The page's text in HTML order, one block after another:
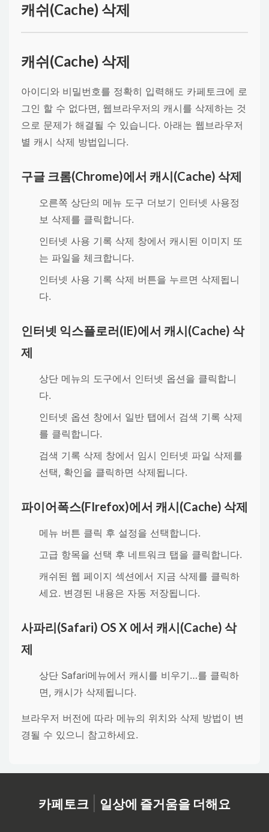
캐쉬(Cache) 삭제
캐쉬(Cache) 삭제
아이디와 비밀번호를 정확히 입력해도 카페토크에 로
그인 할 수 없다면, 웹브라우저의 캐시를 삭제하는 것
으로 문제가 해결될 수 있습니다. 아래는 웹브라우저
별 캐시 삭제 방법입니다.
구글 크롬(Chrome)에서 캐시(Cache) 삭제
오른쪽 상단의 메뉴 도구 더보기 인터넷 사용정
보 삭제를 클릭합니다.
인터넷 사용 기록 삭제 창에서 캐시된 이미지 또
는 파일을 체크합니다.
인터넷 사용 기록 삭제 버튼을 누르면 삭제됩니
다.
인터넷 익스플로러(IE)에서 캐시(Cache) 삭
제
상단 메뉴의 도구에서 인터넷 옵션을 클릭합니
다.
인터넷 옵션 창에서 일반 탭에서 검색 기록 삭제
를 클릭합니다.
검색 기록 삭제 창에서 임시 인터넷 파일 삭제를
선택, 확인을 클릭하면 삭제됩니다.
파이어폭스(FIrefox)에서 캐시(Cache) 삭제
메뉴 버튼 클릭 후 설정을 선택합니다.
고급 항목을 선택 후 네트워크 탭을 클릭합니다.
캐쉬된 웹 페이지 섹션에서 지금 삭제를 클릭하
세요. 변경된 내용은 자동 저장됩니다.
사파리(Safari) OS X 에서 캐시(Cache) 삭
제
상단 Safari메뉴에서 캐시를 비우기…를 클릭하
면, 캐시가 삭제됩니다.
브라우저 버전에 따라 메뉴의 위치와 삭제 방법이 변
경될 수 있으니 참고하세요.
카페토크 | 일상에 즐거움을 더해요